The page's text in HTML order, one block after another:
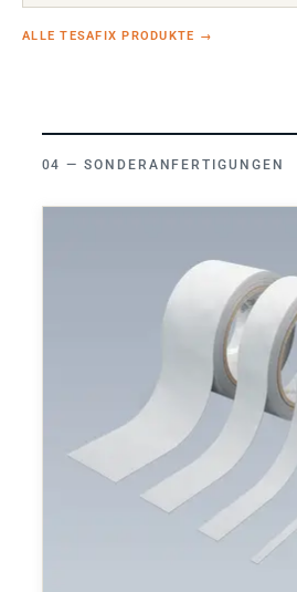
ALLE TESAFIX PRODUKTE →
SONDERANFERTIGUNGEN